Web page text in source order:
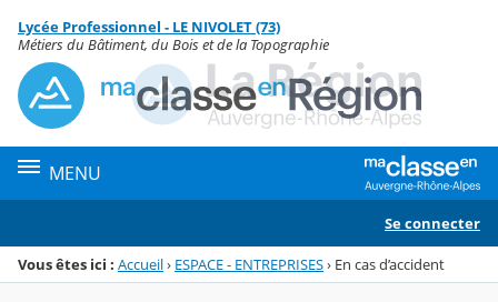
Menu de la rubrique
Contenu
Lycée Professionnel - LE NIVOLET (73)
Métiers du Bâtiment, du Bois et de la Topographie
MENU
Se connecter
Vous êtes ici : Accueil› ESPACE - ENTREPRISES› En cas d’accident